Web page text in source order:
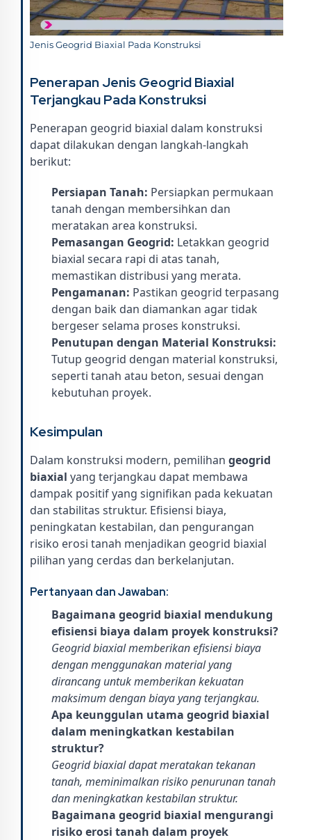
Jenis Geogrid Biaxial Pada Konstruksi
Penerapan Jenis Geogrid Biaxial
Terjangkau Pada Konstruksi
Penerapan geogrid biaxial dalam konstruksi
dapat dilakukan dengan langkah-langkah
berikut:
Persiapan Tanah: Persiapkan permukaan
tanah dengan membersihkan dan
meratakan area konstruksi.
Pemasangan Geogrid: Letakkan geogrid
biaxial secara rapi di atas tanah,
memastikan distribusi yang merata.
Pengamanan: Pastikan geogrid terpasang
dengan baik dan diamankan agar tidak
bergeser selama proses konstruksi.
Penutupan dengan Material Konstruksi:
Tutup geogrid dengan material konstruksi,
seperti tanah atau beton, sesuai dengan
kebutuhan proyek.
Kesimpulan
Dalam konstruksi modern, pemilihan geogrid
biaxial yang terjangkau dapat membawa
dampak positif yang signifikan pada kekuatan
dan stabilitas struktur. Efisiensi biaya,
peningkatan kestabilan, dan pengurangan
risiko erosi tanah menjadikan geogrid biaxial
pilihan yang cerdas dan berkelanjutan.
Pertanyaan dan Jawaban:
Bagaimana geogrid biaxial mendukung
efisiensi biaya dalam proyek konstruksi?
Geogrid biaxial memberikan efisiensi biaya
dengan menggunakan material yang
dirancang untuk memberikan kekuatan
maksimum dengan biaya yang terjangkau.
Apa keunggulan utama geogrid biaxial
dalam meningkatkan kestabilan
struktur?
Geogrid biaxial dapat meratakan tekanan
tanah, meminimalkan risiko penurunan tanah
dan meningkatkan kestabilan struktur.
Bagaimana geogrid biaxial mengurangi
risiko erosi tanah dalam proyek